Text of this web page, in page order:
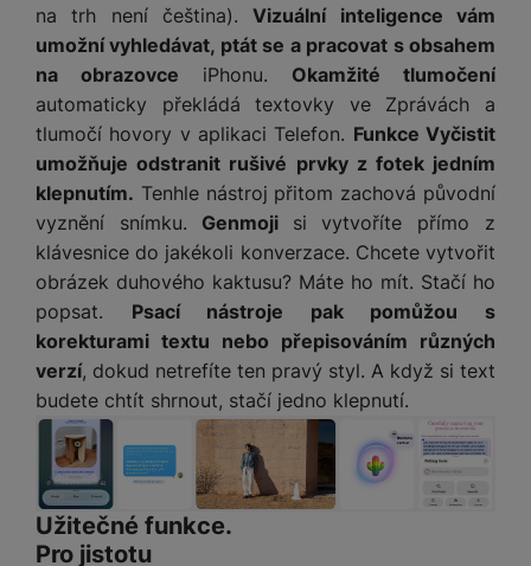
na trh není čeština).Vizuální inteligence vám
umožní vyhledávat, ptát se a pracovat s obsahem
na obrazovce iPhonu. Okamžité tlumočení
automaticky překládá textovky ve Zprávách a
tlumočí hovory v aplikaci Telefon. Funkce Vyčistit
umožňuje odstranit rušivé prvky z fotek jedním
klepnutím. Tenhle nástroj přitom zachová původní
vyznění snímku. Genmoji si vytvoříte přímo z
klávesnice do jakékoli konverzace. Chcete vytvořit
obrázek duhového kaktusu? Máte ho mít. Stačí ho
popsat. Psací nástroje pak pomůžou s
korekturami textu nebo přepisováním různých
verzí, dokud netrefíte ten pravý styl. A když si text
budete chtít shrnout, stačí jedno klepnutí.
Užitečné funkce.
Pro jistotu